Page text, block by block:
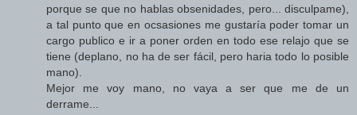
porque se que no hablas obsenidades, pero... disculpame),
a tal punto que en ocsasiones me gustaría poder tomar un
cargo publico e ir a poner orden en todo ese relajo que se
tiene (deplano, no ha de ser fácil, pero haria todo lo posible
mano).
Mejor me voy mano, no vaya a ser que me de un
derrame...